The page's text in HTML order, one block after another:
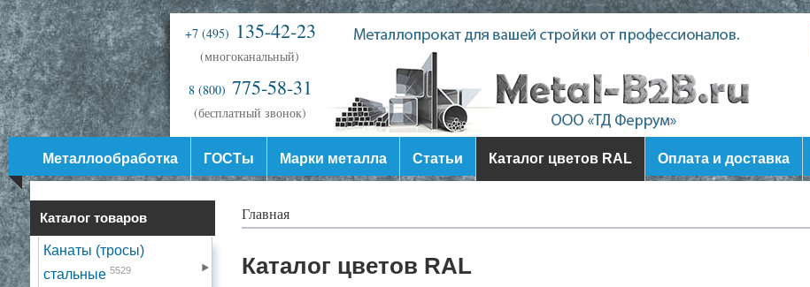
+7 (495) 135-42-23
(многоканальный)
8 (800) 775-58-31
(бесплатный звонок)
Металлообработка ГОСТы Марки металла Статьи Каталог цветов RAL Оплата и доставка
Каталог товаров
Канаты (тросы)
стальные 5529
Главная
Каталог цветов RAL